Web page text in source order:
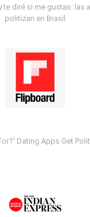
te diré si me gustas: las
politizan en Brasil
Dating Apps Get